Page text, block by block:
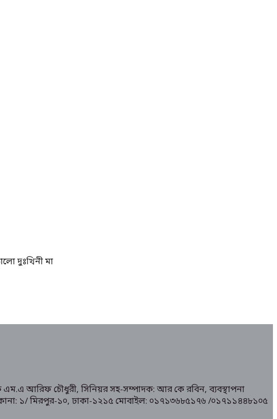
দুঃখিনী মা
এম.এ আরিফ চৌধুরী, সিনিয়র সহ-সম্পাদক: আর কে রবিন, ব্যবস্থাপনা
১/ মিরপুর-১০, ঢাকা-১২১৫ মোবাইল: ০১৭১৩৬৮৫১৭৬ /০১৭১১৪৪৮১০৫